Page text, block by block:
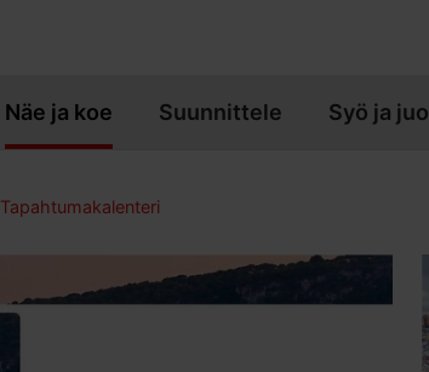
Näe ja koe Suunnittele Syö ja juo
Tapahtumakalenteri